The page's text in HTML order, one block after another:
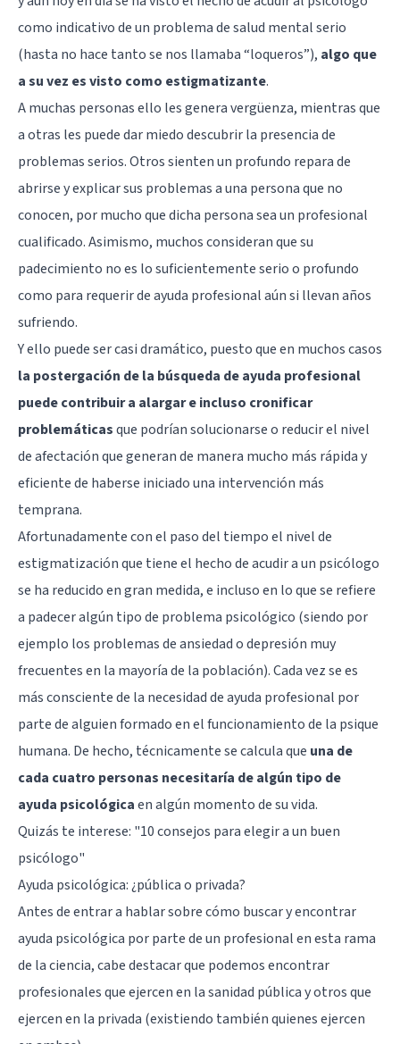
como indicativo de un problema de salud mental serio
(hasta no hace tanto se nos llamaba “loqueros”), algo que
a su vez es visto como estigmatizante.
A muchas personas ello les genera vergüenza, mientras que
a otras les puede dar miedo descubrir la presencia de
problemas serios. Otros sienten un profundo repara de
abrirse y explicar sus problemas a una persona que no
conocen, por mucho que dicha persona sea un profesional
cualificado. Asimismo, muchos consideran que su
padecimiento no es lo suficientemente serio o profundo
como para requerir de ayuda profesional aún si llevan años
sufriendo.
Y ello puede ser casi dramático, puesto que en muchos casos
la postergación de la búsqueda de ayuda profesional
puede contribuir a alargar e incluso cronificar
problemáticasque podrían solucionarse o reducir el nivel
de afectación que generan de manera mucho más rápida y
eficiente de haberse iniciado una intervención más
temprana.
Afortunadamente con el paso del tiempo el nivel de
estigmatización que tiene el hecho de acudir a un psicólogo
se ha reducido en gran medida, e incluso en lo que se refiere
a padecer algún tipo de problema psicológico (siendo por
ejemplo los problemas de ansiedad o depresión muy
frecuentes en la mayoría de la población). Cada vez se es
más consciente de la necesidad de ayuda profesional por
parte de alguien formado en el funcionamiento de la psique
humana. De hecho, técnicamente se calcula que una de
cada cuatro personas necesitaría de algún tipo de
ayuda psicológicaen algún momento de su vida.
Quizás te interese: "10 consejos para elegir a un buen
psicólogo"
Ayuda psicológica: ¿pública o privada?
Antes de entrar a hablar sobre cómo buscar y encontrar
ayuda psicológica por parte de un profesional en esta rama
de la ciencia, cabe destacar que podemos encontrar
profesionales que ejercen en la sanidad pública y otros que
ejercen en la privada (existiendo también quienes ejercen